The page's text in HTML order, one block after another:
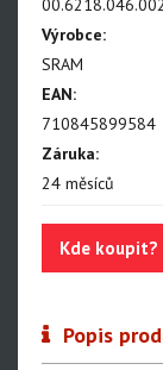
NX Eagle
SX Eagle
X01DH
GX
GX DH
NX
Red XPLR AXS
00.6218.046.002
Výrobce:
SRAM
EAN:
710845899584
Záruka:
24 měsíců
Kde koupit?
Popis